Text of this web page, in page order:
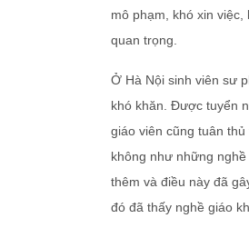
mô phạm, khó xin
quan trọng.
Ở Hà Nội sinh viên sư
khó khăn. Được tuyển
giáo viên cũng tuân
không như những
thêm và điều này đã
đó đã thấy nghề giáo